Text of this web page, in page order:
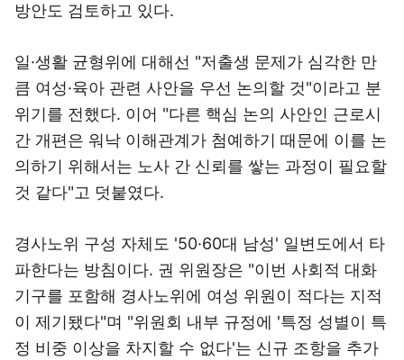
방안도 검토하고 있다.
일·생활 균형위에 대해선 "저출생 문제가 심각한 만
큼 여성·육아 관련 사안을 우선 논의할 것"이라고 분
위기를 전했다. 이어 "다른 핵심 논의 사안인 근로시
간 개편은 워낙 이해관계가 첨예하기 때문에 이를 논
의하기 위해서는 노사 간 신뢰를 쌓는 과정이 필요할
것 같다"고 덧붙였다.
경사노위 구성 자체도 '50·60대 남성' 일변도에서 타
파한다는 방침이다. 권 위원장은 "이번 사회적 대화
기구를 포함해 경사노위에 여성 위원이 적다는 지적
이 제기됐다"며 "위원회 내부 규정에 '특정 성별이 특
정 비중 이상을 차지할 수 없다'는 신규 조항을 추가